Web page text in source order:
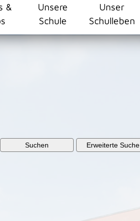
24.2.0/css/master.css")}
&
Unsere
Schule
Unser
Schulleben
Suchen Erweiterte Suche